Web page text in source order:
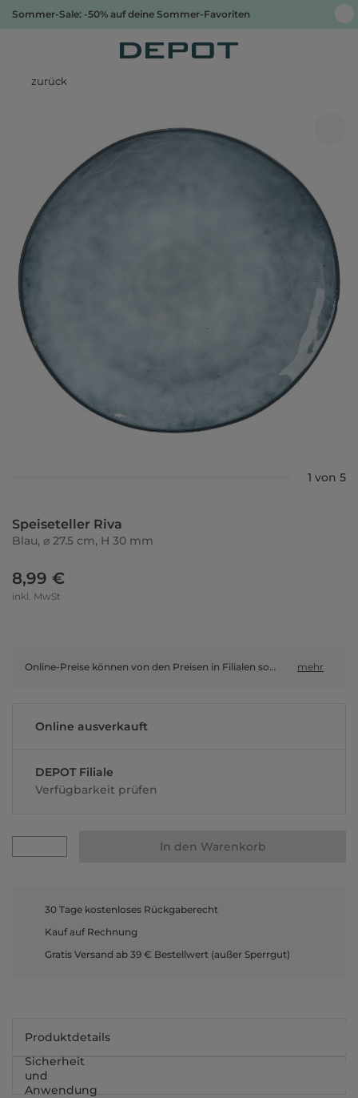
Sommer-Sale: -50% auf deine Sommer-Favoriten
zurück
1 von 5
Speiseteller Riva
Blau, ⌀ 27.5 cm, H 30 mm
8,99 €
inkl. MwSt
Online-Preise können von den Preisen in Filialen sowie Shop-in-Shop-Flächen abweichen. mehr
Online ausverkauft
DEPOT Filiale
Verfügbarkeit prüfen
In den Warenkorb
30 Tage kostenloses Rückgaberecht
Kauf auf Rechnung
Gratis Versand ab 39 € Bestellwert (außer Sperrgut)
Produktdetails
Sicherheit
und
Anwendung